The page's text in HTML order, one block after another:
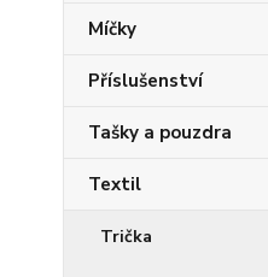
Míčky
Příslušenství
Tašky a pouzdra
Textil
Trička